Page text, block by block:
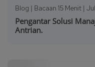
Blog | Bacaan 15 Menit |
Pengantar Solusi
Antrian.